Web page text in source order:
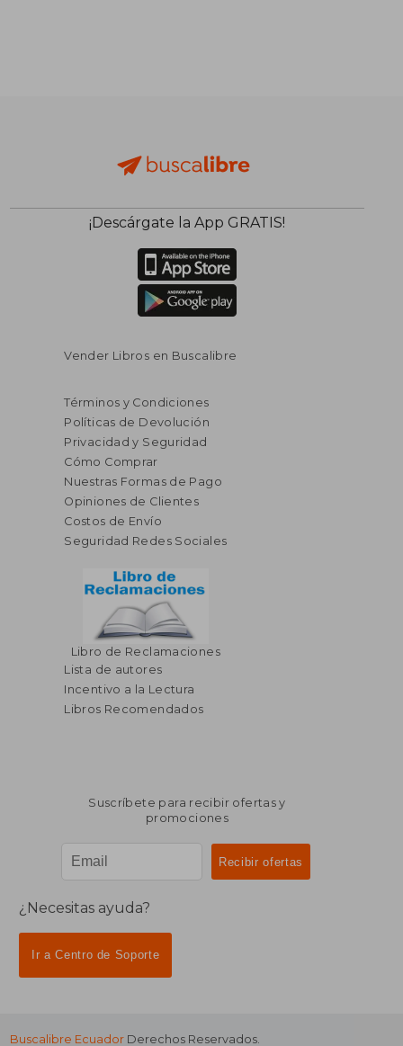
¡Descárgate la App GRATIS!
Vender Libros en Buscalibre
Términos y Condiciones
Políticas de Devolución
Privacidad y Seguridad
Cómo Comprar
Nuestras Formas de Pago
Opiniones de Clientes
Costos de Envío
Seguridad Redes Sociales
Libro de Reclamaciones
Lista de autores
Incentivo a la Lectura
Libros Recomendados
Suscríbete para recibir ofertas y
promociones
¿Necesitas ayuda?
Ir a Centro de Soporte
Buscalibre Ecuador Derechos Reservados.